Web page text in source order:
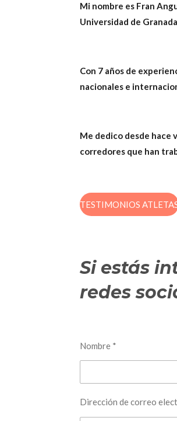
Mi nombre es Fran
Universidad de
Con 7 años de
nacionales e
Me dedico desde hace
corredores que han
TESTIMONIOS
Si estás
redes
Nombre *
Dirección de correo